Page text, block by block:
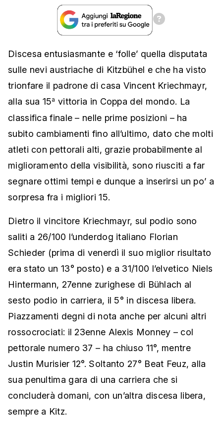
Discesa entusiasmante e ‘folle’ quella disputata
sulle nevi austriache di Kitzbühel e che ha visto
trionfare il padrone di casa Vincent Kriechmayr,
alla sua 15a vittoria in Coppa del mondo. La
classifica finale – nelle prime posizioni – ha
subito cambiamenti fino all’ultimo, dato che molti
atleti con pettorali alti, grazie probabilmente al
miglioramento della visibilità, sono riusciti a far
segnare ottimi tempi e dunque a inserirsi un po’ a
sorpresa fra i migliori 15.
Dietro il vincitore Kriechmayr, sul podio sono
saliti a 26/100 l’underdog italiano Florian
Schieder (prima di venerdì il suo miglior risultato
era stato un 13° posto) e a 31/100 l’elvetico Niels
Hintermann, 27enne zurighese di Bühlach al
sesto podio in carriera, il 5° in discesa libera.
Piazzamenti degni di nota anche per alcuni altri
rossocrociati: il 23enne Alexis Monney – col
pettorale numero 37 – ha chiuso 11°, mentre
Justin Murisier 12°. Soltanto 27° Beat Feuz, alla
sua penultima gara di una carriera che si
concluderà domani, con un’altra discesa libera,
sempre a Kitz.